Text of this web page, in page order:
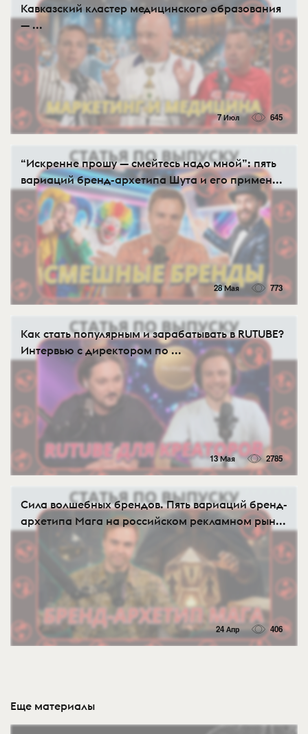
Кавказский кластер медицинского образования
— ...
7 Июл 645
“Искренне прошу — смейтесь надо мной”: пять
вариаций бренд-архетипа Шута и его примен...
28 Мая 773
Как стать популярным и зарабатывать в RUTUBE?
Интервью с директором по ...
13 Мая 2785
Сила волшебных брендов. Пять вариаций бренд-
архетипа Мага на российском рекламном рын...
24 Апр 406
Еще материалы